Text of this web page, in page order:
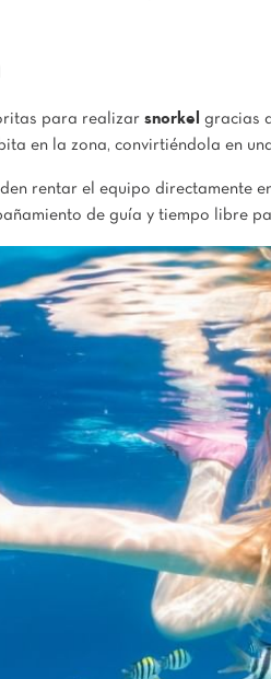
para realizar snorkel
gracias
en la zona, convirtiéndola en
rentar el equipo directamente
de guía y tiempo libre